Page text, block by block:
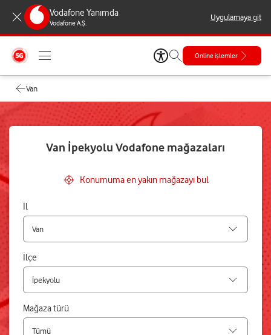
Vodafone Yanımda
Vodafone A.Ş.
Uygulamaya git
Online işlemler
Van
Van İpekyolu Vodafone mağazaları
Konumuma en yakın mağazayı bul
İl
İlçe
Mağaza türü